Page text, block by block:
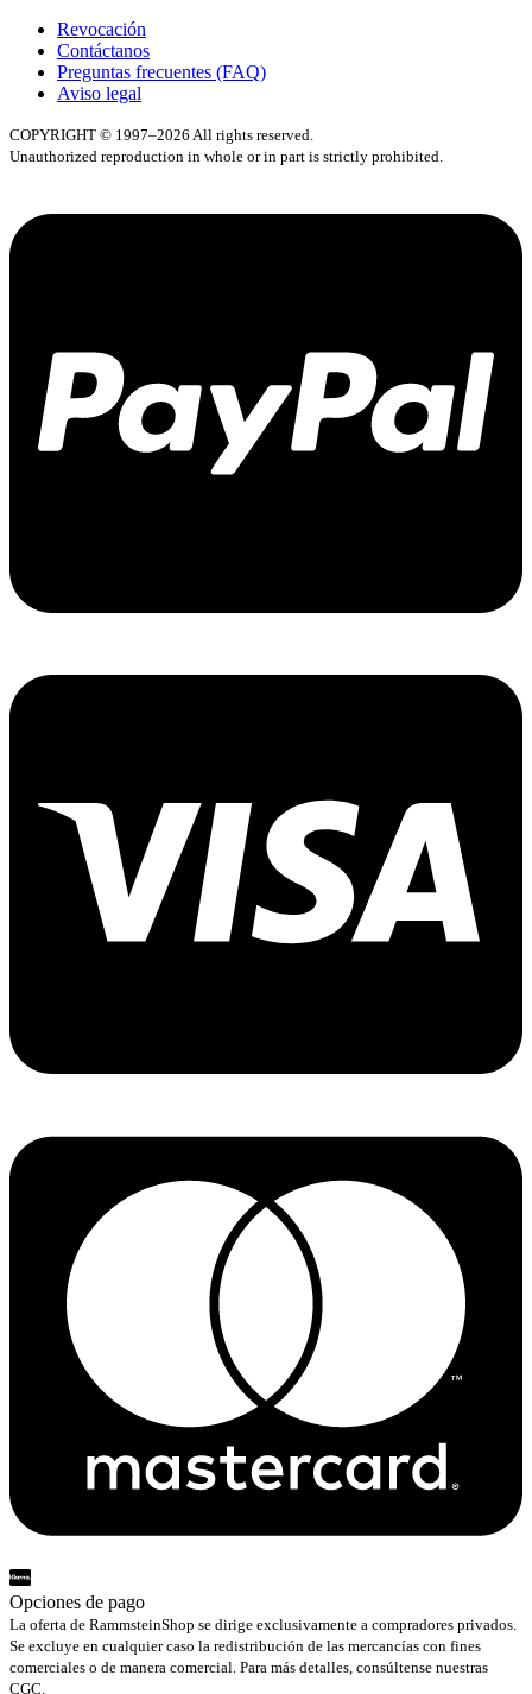
Revocación
Contáctanos
Preguntas frecuentes (FAQ)
Aviso legal
COPYRIGHT © 1997–2026 All rights reserved.
Unauthorized reproduction in whole or in part is strictly prohibited.
Opciones de pago
La oferta de RammsteinShop se dirige exclusivamente a compradores privados.
Se excluye en cualquier caso la redistribución de las mercancías con fines
comerciales o de manera comercial. Para más detalles, consúltense nuestras
CGC.